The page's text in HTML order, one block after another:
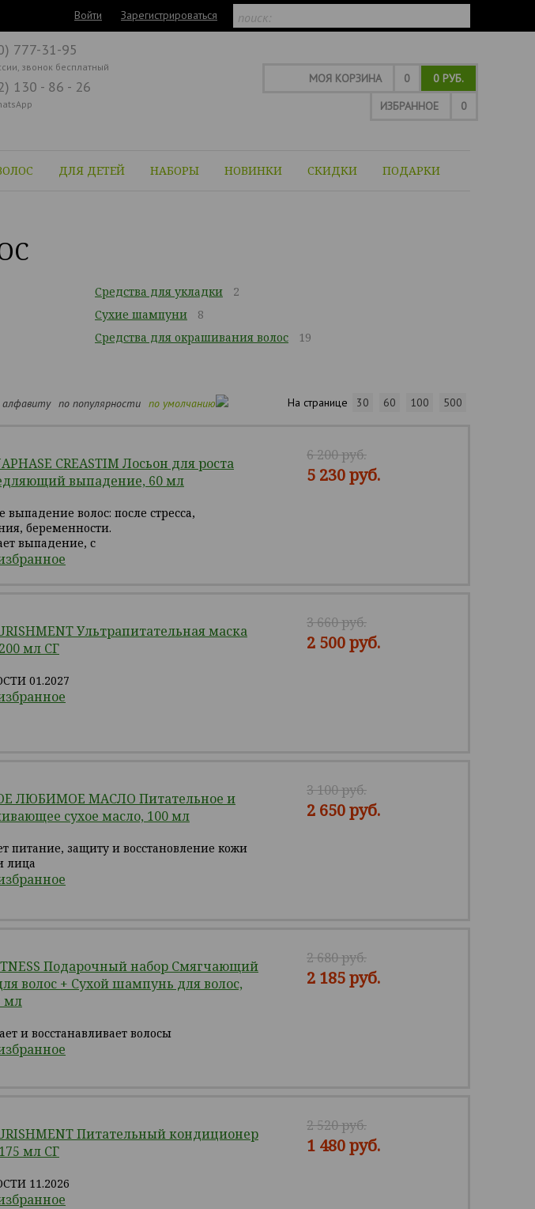
Войти Зарегистрироваться
МОЯ КОРЗИНА 0
0 РУБ.
ИЗБРАННОЕ
0
ДЛЯ ДЕТЕЙ НАБОРЫ НОВИНКИ СКИДКИ ПОДАРКИ
777-31-95
звонок бесплатный
130 - 86 - 26
Средства для укладки
2
Сухие шампуни
8
Средства для окрашивания волос
19
алфавиту по популярности по умолчанию На странице 30 60 100 500
CREASTIM Лосьон для роста
выпадение, 60 мл
выпадение волос: после стресса,
беременности.
выпадение, с
6 200 руб.
5 230 руб.
Ультрапитательная маска
мл СГ
01.2027
3 660 руб.
2 500 руб.
ЛЮБИМОЕ МАСЛО Питательное и
сухое масло, 100 мл
питание, защиту и восстановление кожи
лица
3 100 руб.
2 650 руб.
Подарочный набор Смягчающий
волос + Сухой шампунь для волос,
мл
и восстанавливает волосы
2 680 руб.
2 185 руб.
Питательный кондиционер
мл СГ
11.2026
2 520 руб.
1 480 руб.